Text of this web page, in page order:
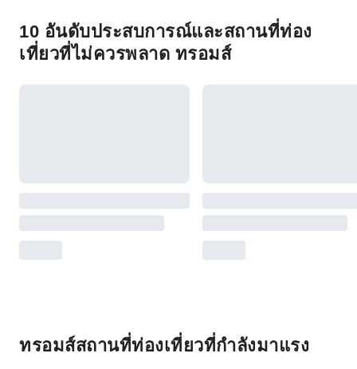
10 อันดับประสบการณ์และสถานที่ท่อง
เที่ยวที่ไม่ควรพลาด ทรอมส์
ทรอมส์สถานที่ท่องเที่ยวที่กำลังมาแรง